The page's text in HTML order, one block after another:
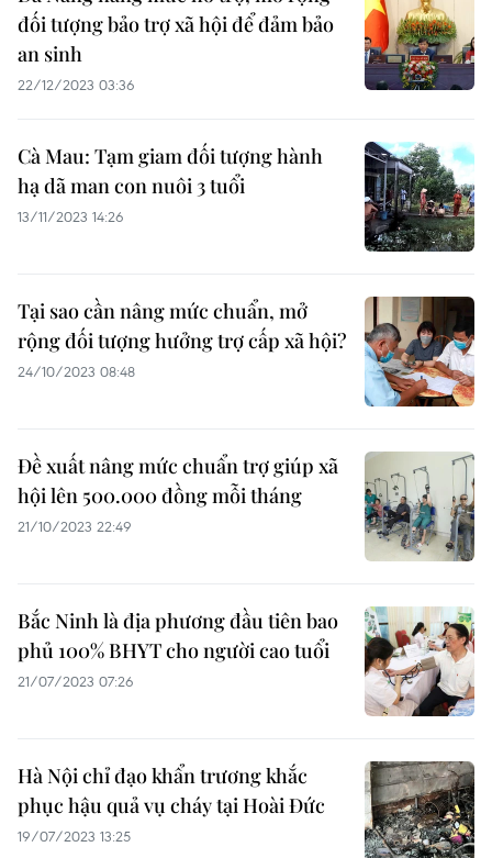
đối tượng bảo trợ xã hội để đảm bảo
an sinh
22/12/2023 03:36
Cà Mau: Tạm giam đối tượng hành
hạ dã man con nuôi 3 tuổi
13/11/2023 14:26
Tại sao cần nâng mức chuẩn, mở
rộng đối tượng hưởng trợ cấp xã hội?
24/10/2023 08:48
Đề xuất nâng mức chuẩn trợ giúp xã
hội lên 500.000 đồng mỗi tháng
21/10/2023 22:49
Bắc Ninh là địa phương đầu tiên bao
phủ 100% BHYT cho người cao tuổi
21/07/2023 07:26
Hà Nội chỉ đạo khẩn trương khắc
phục hậu quả vụ cháy tại Hoài Đức
19/07/2023 13:25